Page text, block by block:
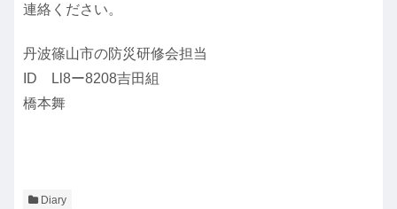
連絡ください。
丹波篠山市の防災研修会担当
ID Ll8ー8208吉田組
橋本舞
Diary